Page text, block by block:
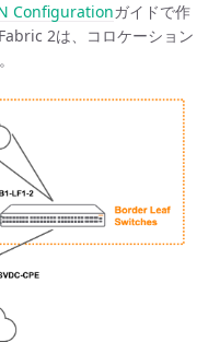
Configurationガイドで作
2は、コロケーション